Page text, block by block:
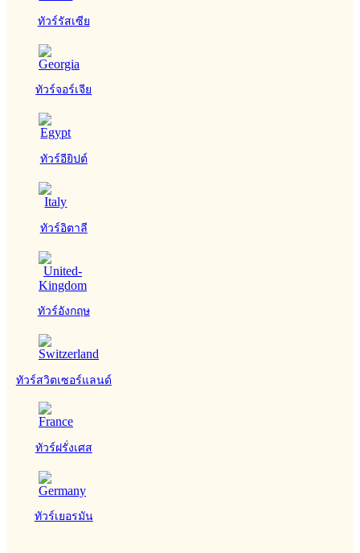
ทัวร์รัสเซีย
ทัวร์จอร์เจีย
ทัวร์อียิปต์
ทัวร์อิตาลี
ทัวร์อังกฤษ
ทัวร์สวิตเซอร์แลนด์
ทัวร์ฝรั่งเศส
ทัวร์เยอรมัน